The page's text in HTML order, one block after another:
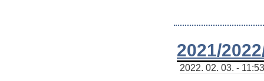
2021/
2022. 02. 03. -